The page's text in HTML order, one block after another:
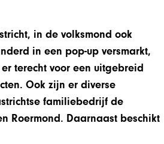
in de volksmond ook
in een pop-up versmarkt,
terecht voor een uitgebreid
Ook zijn er diverse
familiebedrijf de
Roermond. Daarnaast beschikt